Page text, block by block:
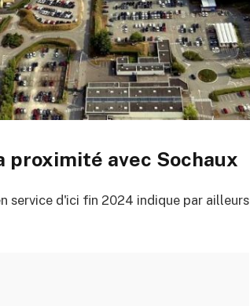
proximité avec Sochaux
service d'ici fin 2024 indique par ailleurs